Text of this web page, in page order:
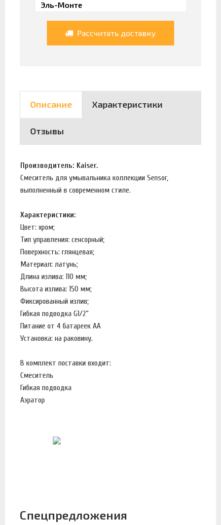
Рассчитать доставку
Описание Характеристики
Отзывы
Производитель: Kaiser.
Смеситель для умывальника коллекции Sensor,
выполненный в современном стиле.
Характеристики:
Цвет: хром;
Тип управления: сенсорный;
Поверхность: глянцевая;
Материал: латунь;
Длина излива: 110 мм;
Высота излива: 150 мм;
Фиксированный излив;
Гибкая подводка G1/2”
Питание от 4 батареек АА
Установка: на раковину.
В комплект поставки входит:
Смеситель
Гибкая подводка
Аэратор
Спецпредложения